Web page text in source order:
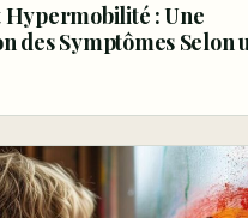
Hypermobilité : Une
des Symptômes Selon